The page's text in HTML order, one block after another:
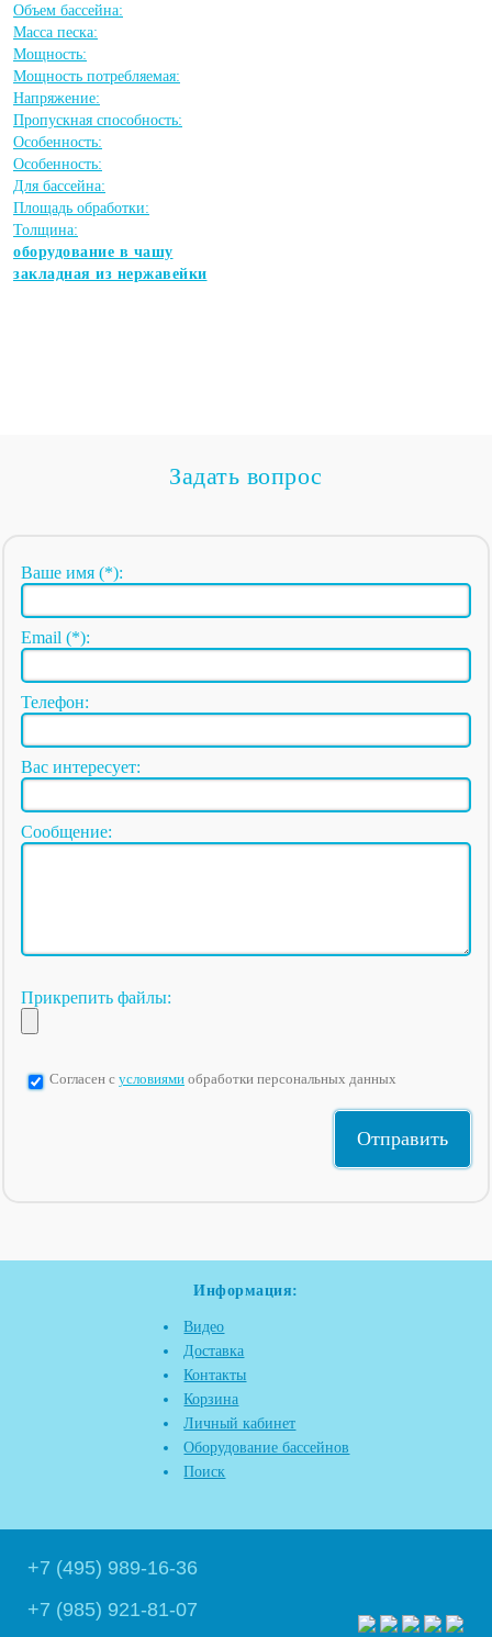
Объем бассейна:
Масса песка:
Мощность:
Мощность потребляемая:
Напряжение:
Пропускная способность:
Особенность:
Особенность:
Для бассейна:
Площадь обработки:
Толщина:
оборудование в чашу
закладная из нержавейки
Задать вопрос
Ваше имя (*):
Email (*):
Телефон:
Вас интересует:
Сообщение:
Прикрепить файлы:
Согласен с условиями обработки персональных данных
Информация:
Видео
Доставка
Контакты
Корзина
Личный кабинет
Оборудование бассейнов
Поиск
+7 (495) 989-16-36
+7 (985) 921-81-07